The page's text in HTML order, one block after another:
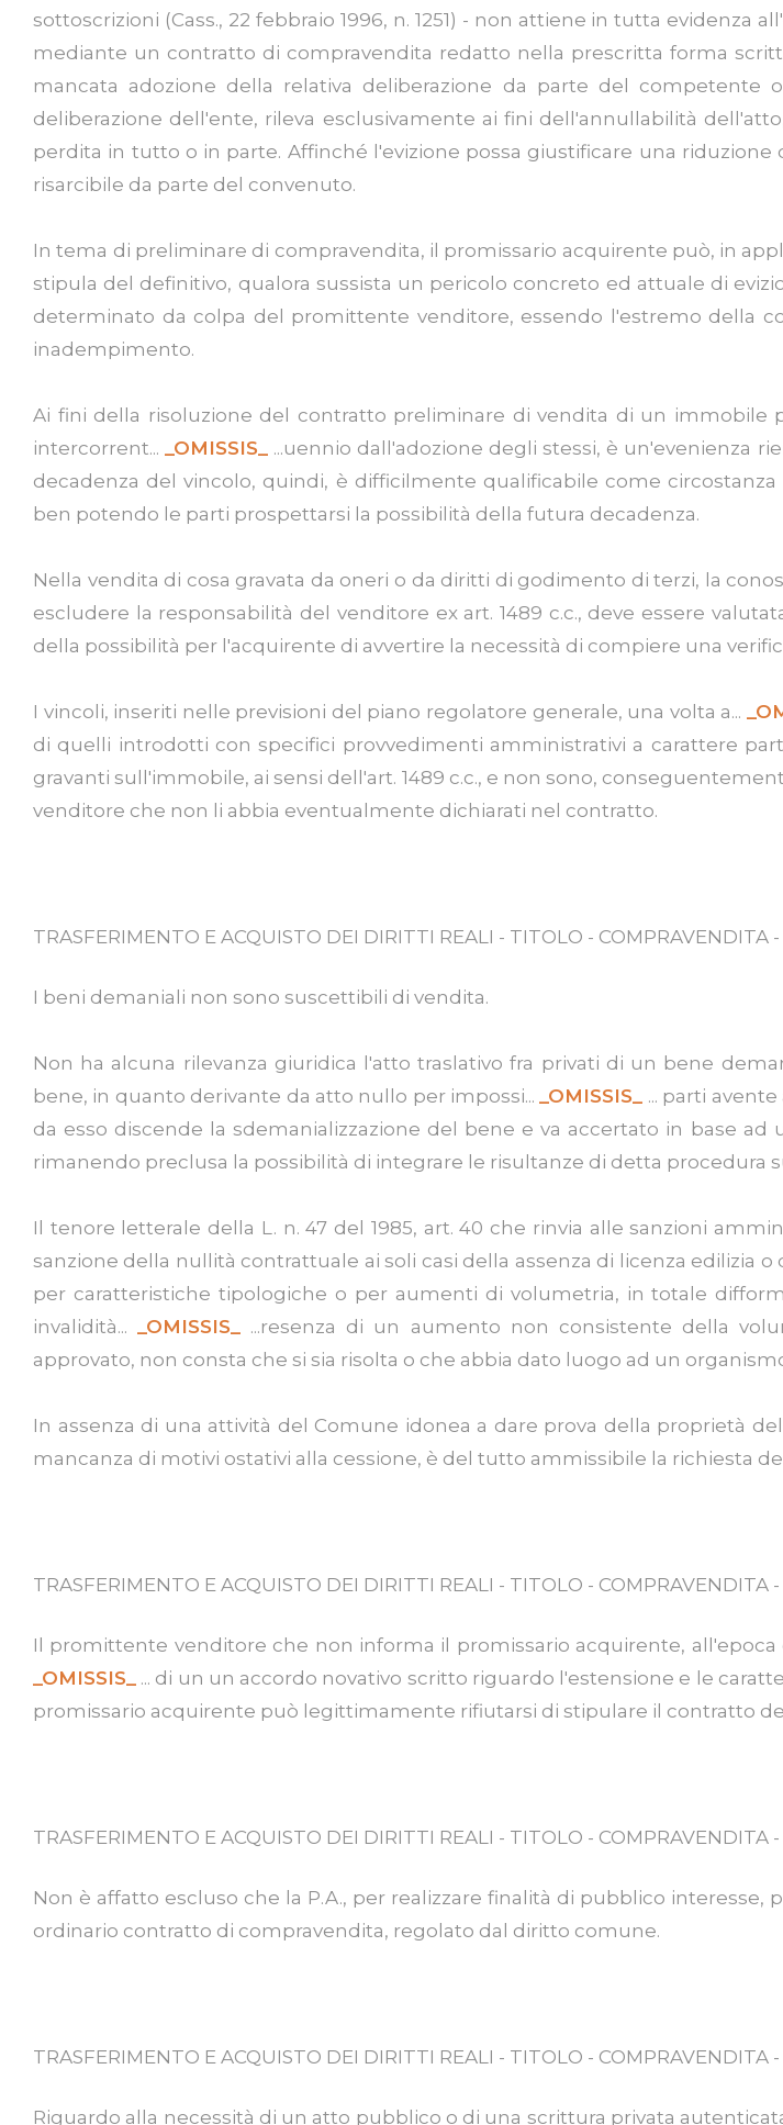
sottoscrizioni (Cass., 22 febbraio 1996, n. 1251) - non attiene in tutta evidenza
mediante un contratto di compravendita redatto nella prescritta forma
mancata adozione della relativa deliberazione da parte del
deliberazione dell'ente, rileva esclusivamente ai fini dell'annullabilità
perdita in tutto o in parte. Affinché l'evizione possa giustificare una
risarcibile da parte del convenuto.
In tema di preliminare di compravendita, il promissario acquirente può, in
stipula del definitivo, qualora sussista un pericolo concreto ed attuale di
determinato da colpa del promittente venditore, essendo l'estremo della
inadempimento.
Ai fini della risoluzione del contratto preliminare di vendita di un immobile
intercorrent...
_OMISSIS_
...uennio dall'adozione degli stessi, è un'evenienza
decadenza del vincolo, quindi, è difficilmente qualificabile come
ben potendo le parti prospettarsi la possibilità della futura decadenza.
Nella vendita di cosa gravata da oneri o da diritti di godimento di terzi, la
escludere la responsabilità del venditore ex art. 1489 c.c., deve essere
della possibilità per l'acquirente di avvertire la necessità di compiere una
I vincoli, inseriti nelle previsioni del piano regolatore generale, una volta a...
di quelli introdotti con specifici provvedimenti amministrativi a carattere
gravanti sull'immobile, ai sensi dell'art. 1489 c.c., e non sono,
venditore che non li abbia eventualmente dichiarati nel contratto.
TRASFERIMENTO E ACQUISTO DEI DIRITTI REALI - TITOLO - COMPRAVENDITA
I beni demaniali non sono suscettibili di vendita.
Non ha alcuna rilevanza giuridica l'atto traslativo fra privati di un bene
bene, in quanto derivante da atto nullo per impossi...
_OMISSIS_
... parti
da esso discende la sdemanializzazione del bene e va accertato in base
rimanendo preclusa la possibilità di integrare le risultanze di detta procedura
Il tenore letterale della L. n. 47 del 1985, art. 40 che rinvia alle sanzioni
sanzione della nullità contrattuale ai soli casi della assenza di licenza edilizia
per caratteristiche tipologiche o per aumenti di volumetria, in totale
invalidità...
_OMISSIS_
...resenza di un aumento non consistente della
approvato, non consta che si sia risolta o che abbia dato luogo ad un
In assenza di una attività del Comune idonea a dare prova della proprietà
mancanza di motivi ostativi alla cessione, è del tutto ammissibile la richiesta
TRASFERIMENTO E ACQUISTO DEI DIRITTI REALI - TITOLO - COMPRAVENDITA
Il promittente venditore che non informa il promissario acquirente,
_OMISSIS_
... di un un accordo novativo scritto riguardo l'estensione e le
promissario acquirente può legittimamente rifiutarsi di stipulare il contratto
TRASFERIMENTO E ACQUISTO DEI DIRITTI REALI - TITOLO - COMPRAVENDITA
Non è affatto escluso che la P.A., per realizzare finalità di pubblico
ordinario contratto di compravendita, regolato dal diritto comune.
TRASFERIMENTO E ACQUISTO DEI DIRITTI REALI - TITOLO - COMPRAVENDITA
Riguardo alla necessità di un atto pubblico o di una scrittura privata